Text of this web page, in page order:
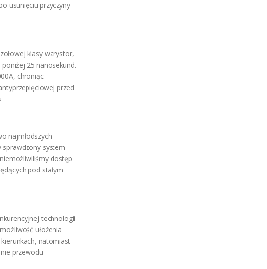
usunięciu przyczyny
klasy warystor,
poniżej 25 nanosekund.
chroniąc
przed
najmłodszych
sprawdzony system
dostęp
pod stałym
technologii
ułożenia
natomiast
przewodu